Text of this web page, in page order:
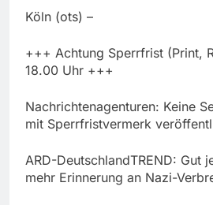
Köln (ots) –
+++ Achtung Sperrfrist (Print,
18.00 Uhr +++
Nachrichtenagenturen: Keine
mit Sperrfristvermerk
ARD-DeutschlandTREND: Gut
mehr Erinnerung an Nazi-